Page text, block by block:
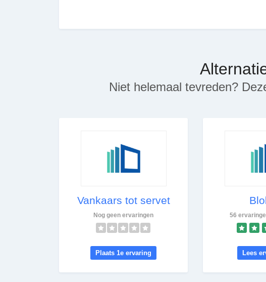
Niet helemaal tevreden?
Vankaars tot servet
Nog geen ervaringen
Plaats 1e ervaring
56
Lees